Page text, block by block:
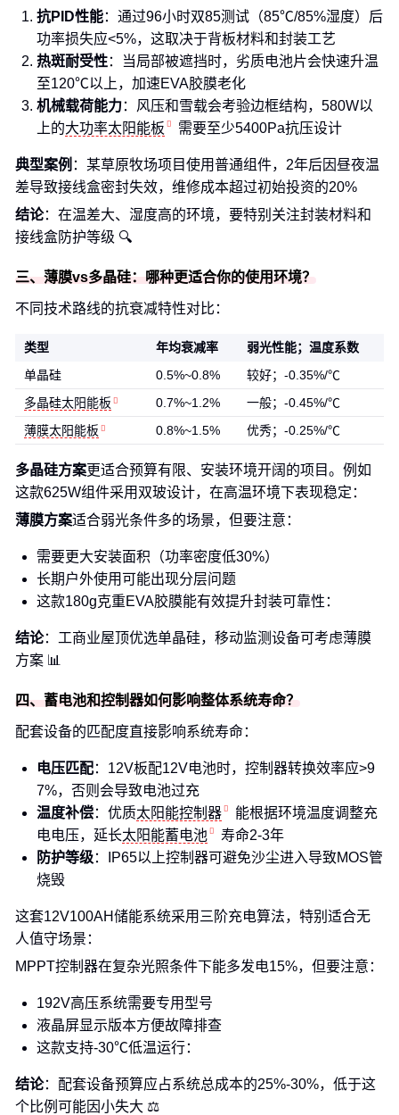
抗PID性能：通过96小时双85测试（85℃/85%湿度）后
功率损失应<5%，这取决于背板材料和封装工艺
热斑耐受性：当局部被遮挡时，劣质电池片会快速升温
至120℃以上，加速EVA胶膜老化
机械载荷能力：风压和雪载会考验边框结构，580W以
上的大功率太阳能板 需要至少5400Pa抗压设计
典型案例 ：某草原牧场项目使用普通组件，2年后因昼夜温
差导致接线盒密封失效，维修成本超过初始投资的20%
结论：在温差大、湿度高的环境，要特别关注封装材料和
接线盒防护等级 🔍
三、薄膜vs多晶硅：哪种更适合你的使用环境？
不同技术路线的抗衰减特性对比：
类型 年均衰减率
弱光性能；温度系数
单晶硅
0.5%~0.8%
较好；-0.35%/℃
多晶硅太阳能板
0.7%~1.2%
一般；-0.45%/℃
薄膜太阳能板
0.8%~1.5% 优秀；-0.25%/℃
多晶硅方案更适合预算有限、安装环境开阔的项目。例如
这款625W组件采用双玻设计，在高温环境下表现稳定：
薄膜方案适合弱光条件多的场景，但要注意：
需要更大安装面积（功率密度低30%）
长期户外使用可能出现分层问题
这款180g克重EVA胶膜能有效提升封装可靠性：
结论：工商业屋顶优选单晶硅，移动监测设备可考虑薄膜
方案 📊
四、蓄电池和控制器如何影响整体系统寿命？
配套设备的匹配度直接影响系统寿命：
电压匹配：12V板配12V电池时，控制器转换效率应>9
7%，否则会导致电池过充
温度补偿：优质太阳能控制器
能根据环境温度调整充
电电压，延长太阳能蓄电池
寿命2-3年
防护等级：IP65以上控制器可避免沙尘进入导致MOS管
烧毁
这套12V100AH储能系统采用三阶充电算法，特别适合无
人值守场景：
MPPT控制器在复杂光照条件下能多发电15%，但要注意：
192V高压系统需要专用型号
液晶屏显示版本方便故障排查
这款支持-30℃低温运行：
结论：配套设备预算应占系统总成本的25%-30%，低于这
个比例可能因小失大 ⚖️